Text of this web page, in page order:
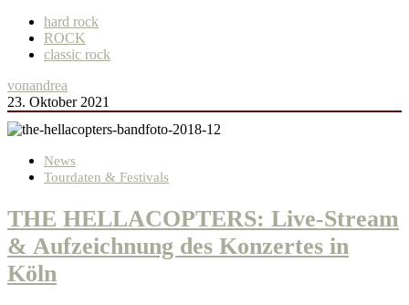
hard rock
ROCK
classic rock
vonandrea
23. Oktober 2021
News
Tourdaten & Festivals
THE HELLACOPTERS: Live-Stream
& Aufzeichnung des Konzertes in
Köln